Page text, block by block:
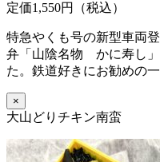
定価1,550円（税込）
特急やくも号の新型車両
弁「山陰名物 かに寿し」
た。鉄道好きにお勧めの一
×
大山どりチキン南蛮